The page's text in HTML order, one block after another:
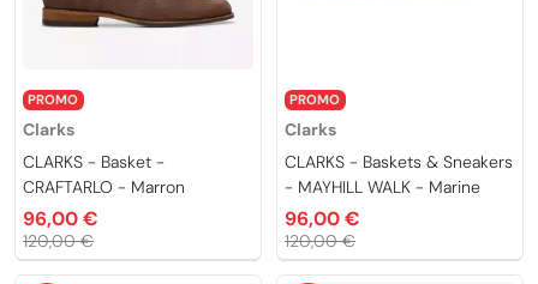
PROMO
Clarks
CLARKS - Basket -
CRAFTARLO - Marron
96,00 €
120,00 €
PROMO
Clarks
CLARKS - Baskets & Sneakers
- MAYHILL WALK - Marine
96,00 €
120,00 €